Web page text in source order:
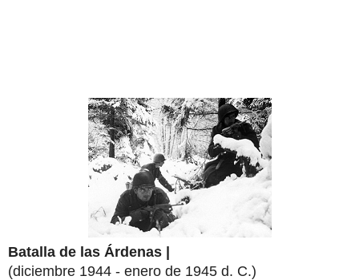
Batalla de las Árdenas |
(diciembre 1944 - enero de 1945 d. C.)